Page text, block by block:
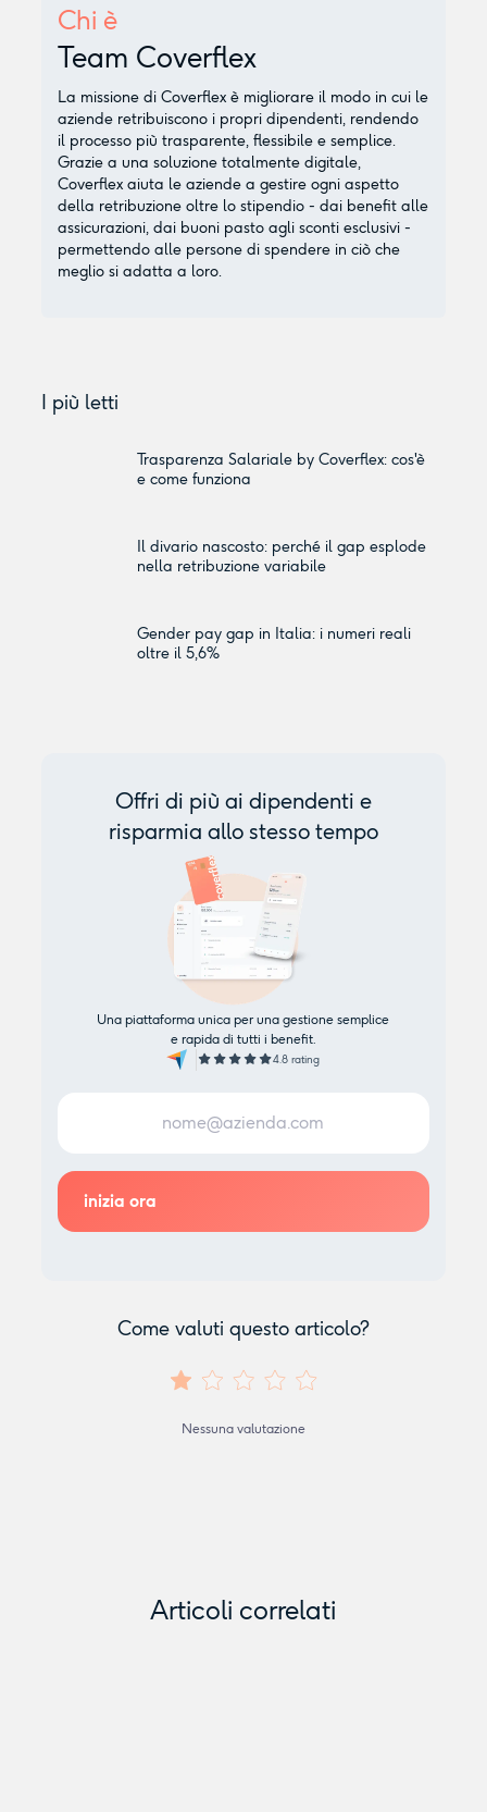
Chi è
Team Coverflex
La missione di Coverflex è migliorare il modo in cui le
aziende retribuiscono i propri dipendenti, rendendo
il processo più trasparente, flessibile e semplice.
Grazie a una soluzione totalmente digitale,
Coverflex aiuta le aziende a gestire ogni aspetto
della retribuzione oltre lo stipendio - dai benefit alle
assicurazioni, dai buoni pasto agli sconti esclusivi -
permettendo alle persone di spendere in ciò che
meglio si adatta a loro.
I più letti
Trasparenza Salariale by Coverflex: cos'è
e come funziona
Il divario nascosto: perché il gap esplode
nella retribuzione variabile
Gender pay gap in Italia: i numeri reali
oltre il 5,6%
Offri di più ai dipendenti e
risparmia allo stesso tempo
Una piattaforma unica per una gestione semplice
e rapida di tutti i benefit.
4.8 rating
Come valuti questo articolo?
Nessuna valutazione
Articoli correlati